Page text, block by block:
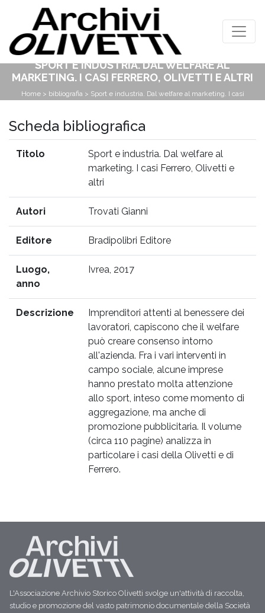
SPORT E INDUSTRIA. DAL WELFARE AL
MARKETING. I CASI FERRERO, OLIVETTI E ALTRI
Home> bibliografia > Sport e industria. Dal welfare al marketing. I casi
Scheda bibliografica
Titolo
Sport e industria. Dal welfare al
marketing. I casi Ferrero, Olivetti e
altri
Autori Trovati Gianni
Editore Bradipolibri Editore
Luogo,
anno
Ivrea, 2017
Descrizione
Imprenditori attenti al benessere dei
lavoratori, capiscono che il welfare
può creare consenso intorno
all'azienda. Fra i vari interventi in
campo sociale, alcune imprese
hanno prestato molta attenzione
allo sport, inteso come momento di
aggregazione, ma anche di
promozione pubblicitaria. Il volume
(circa 110 pagine) analizza in
particolare i casi della Olivetti e di
Ferrero.
L'Associazione Archivio Storico Olivetti svolge un'attività di raccolta,
studio e promozione del vasto patrimonio documentale della Società